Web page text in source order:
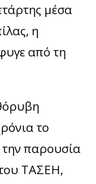
μέσα
η
από τη
το
την παρουσία
ΤΑΣΕΗ,